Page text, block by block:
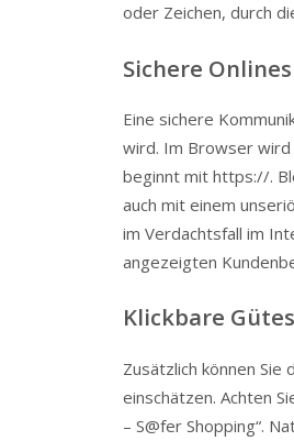
oder Zeichen, durch
Sichere
Eine sichere
wird. Im Browser wird
beginnt mit https://.
auch mit einem
im Verdachtsfall im
angezeigten
Klickbare
Zusätzlich können
einschätzen. Achten
– S@fer Shopping“.